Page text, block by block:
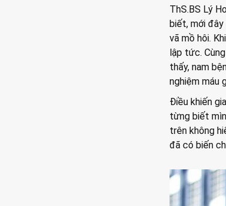
ThS.BS Lý
biết, mới đây
vã mồ hôi.
lập tức.
thấy, nam
nghiệm máu
Điều khiến
từng biết
trên không
đã có biến